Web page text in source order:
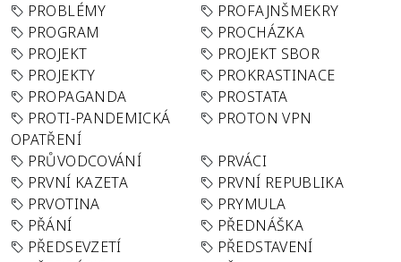
PROBLÉMY
PROFAJNŠMEKRY
PROGRAM
PROCHÁZKA
PROJEKT
PROJEKT SBOR
PROJEKTY
PROKRASTINACE
PROPAGANDA
PROSTATA
PROTI-PANDEMICKÁ
OPATŘENÍ
PROTON VPN
PRŮVODCOVÁNÍ
PRVÁCI
PRVNÍ KAZETA
PRVNÍ REPUBLIKA
PRVOTINA
PRYMULA
PŘÁNÍ
PŘEDNÁŠKA
PŘEDSEVZETÍ
PŘEDSTAVENÍ